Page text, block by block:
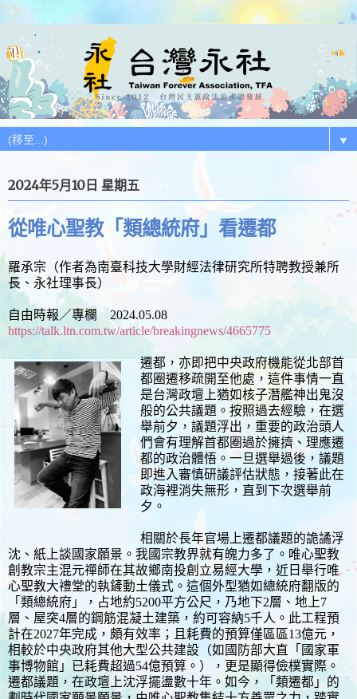
▼
2024年5月10日 星期五
從唯心聖教「類總統府」看遷都
羅承宗（作者為南臺科技大學財經法律研究所特聘教授兼所
長、永社理事長）
自由時報／專欄 2024.05.08
https://talk.ltn.com.tw/article/breakingnews/4665775
遷都，亦即把中央政府機能從北部首
都圈遷移疏開至他處，這件事情一直
是台灣政壇上猶如核子潛艦神出鬼沒
般的公共議題。按照過去經驗，在選
舉前夕，議題浮出，重要的政治頭人
們會有理解首都圈過於擁擠、理應遷
都的政治體悟。一旦選舉過後，議題
即進入審慎研議評估狀態，接著此在
政海裡消失無形，直到下次選舉前
夕。
相關於長年官場上遷都議題的詭譎浮
沈、紙上談國家願景。我國宗教界就有魄力多了。唯心聖教
創教宗主混元禪師在其故鄉南投創立易經大學，近日舉行唯
心聖教大禮堂的執鏟動土儀式。這個外型猶如總統府翻版的
「類總統府」，占地約5200平方公尺，乃地下2層、地上7
層、屋突4層的鋼筋混凝土建築，約可容納5千人。此工程預
計在2027年完成，頗有效率；且耗費的預算僅區區13億元，
相較於中央政府其他大型公共建設（如國防部大直「國家軍
事博物館」已耗費超過54億預算。），更是顯得儉樸實際。
遷都議題，在政壇上沈浮擺盪數十年。如今，「類遷都」的